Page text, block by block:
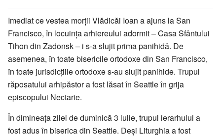
Imediat ce vestea morții Vlădicăi Ioan a ajuns la San
Francisco, în locuința arhiereului adormit – Casa Sfântului
Tihon din Zadonsk – i s-a slujit prima panihidă. De
asemenea, în toate bisericile ortodoxe din San Francisco,
în toate jurisdicțiile ortodoxe s-au slujit panihide. Trupul
răposatului arhipăstor a fost lăsat în Seattle în grija
episcopului Nectarie.
În dimineața zilei de duminică 3 iulie, trupul ierarhului a
fost adus în biserica din Seattle. Deși Liturghia a fost